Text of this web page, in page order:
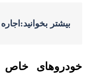
بیشتر
خودروهای